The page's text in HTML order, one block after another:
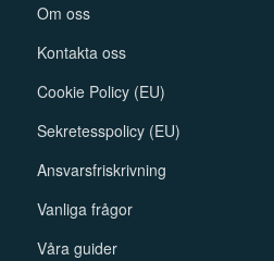
Om oss
Kontakta oss
Cookie Policy (EU)
Sekretesspolicy (EU)
Ansvarsfriskrivning
Vanliga frågor
Våra guider